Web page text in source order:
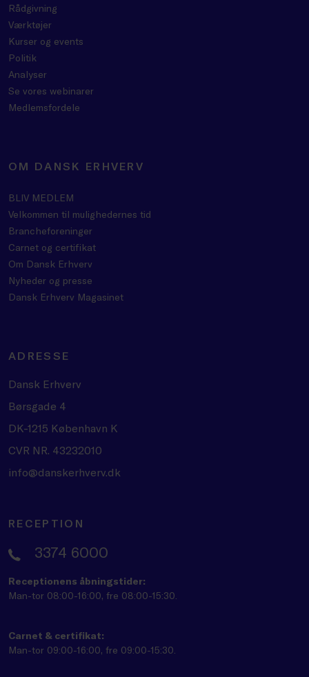
Rådgivning
Værktøjer
Kurser og events
Politik
Analyser
Se vores webinarer
Medlemsfordele
OM DANSK ERHVERV
BLIV MEDLEM
Velkommen til mulighedernes tid
Brancheforeninger
Carnet og certifikat
Om Dansk Erhverv
Nyheder og presse
Dansk Erhverv Magasinet
ADRESSE
Dansk Erhverv
Børsgade 4
DK-1215 København K
CVR NR. 43232010
info@danskerhverv.dk
RECEPTION
3374 6000
Receptionens åbningstider:
Man-tor 08:00-16:00, fre 08:00-15:30.
Carnet & certifikat:
Man-tor 09:00-16:00, fre 09:00-15:30.